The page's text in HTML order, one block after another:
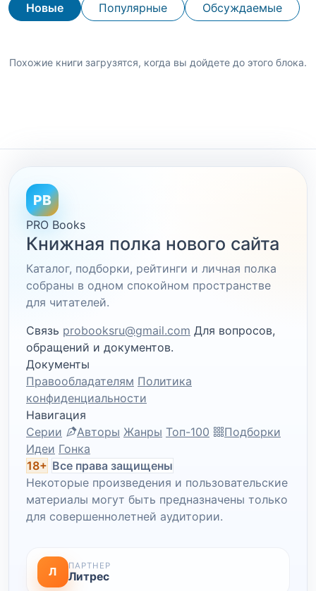
Новые Популярные Обсуждаемые
Похожие книги загрузятся, когда вы дойдете до этого блока.
PB
PRO Books
Книжная полка нового сайта
Каталог, подборки, рейтинги и личная полка
собраны в одном спокойном пространстве
для читателей.
Связь probooksru@gmail.com Для вопросов,
обращений и документов.
Документы
Правообладателям Политика
конфиденциальности
Навигация
Серии
Авторы Жанры Топ-100
Подборки
Идеи Гонка
18+ Все права защищены
Некоторые произведения и пользовательские
материалы могут быть предназначены только
для совершеннолетней аудитории.
Л ПАРТНЕР
Литрес